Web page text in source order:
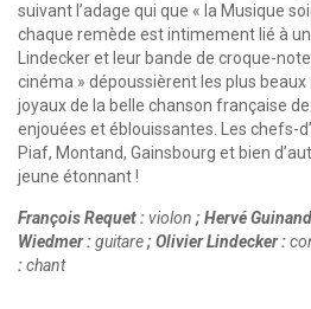
suivant l’adage qui que « la Musique
chaque remède est intimement lié à
Lindecker et leur bande de croque-
cinéma » dépoussièrent les plus beaux
joyaux de la belle chanson française
enjouées et éblouissantes. Les chefs-
Piaf, Montand, Gainsbourg et bien
jeune étonnant !
François Requet :violon ; Hervé
Wiedmer :guitare; Olivier Lindecker :
:chant